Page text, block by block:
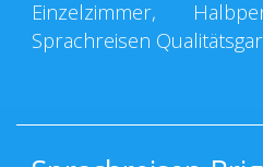
Einzelzimmer,
Sprachreisen